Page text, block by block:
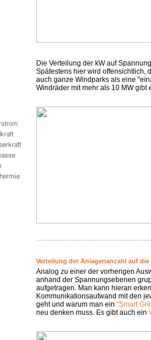
Die Verteilung der kW auf
Spätestens hier wird offensichtlich,
auch ganze Windparks als eine
Windräder mit mehr als 10 MW gibt
Verteilung der Anlagenanzahl auf die
Analog zu einer der vorherigen
anhand der Spannungsebenen
aufgetragen. Man kann hieran
Kommunikationsaufwand mit den
geht und warum man ein "Smart
neu denken muss. Es gibt auch ein